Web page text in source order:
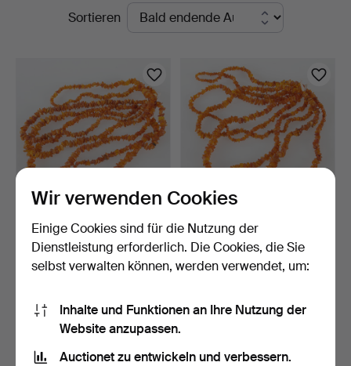
LaufendeSortieren
COLLIER, 5 Stk., Bernstein.
6 Tage
COLLIER, 5 Stk., Bernstein.
6 Tage
Suche speichern
Wir verwenden Cookies
Einige Cookies sind für die Nutzung der
Dienstleistung erforderlich. Die Cookies, die Sie
selbst verwalten können, werden verwendet, um:
Inhalte und Funktionen an Ihre Nutzung der
Website anzupassen.
Auctionet zu entwickeln und verbessern.